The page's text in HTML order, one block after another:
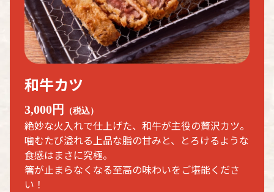
和牛カツ
3,000円 （税込）
絶妙な火入れで仕上げた、和牛が主役の贅沢カツ。
噛むたび溢れる上品な脂の甘みと、とろけるような
食感はまさに究極。
箸が止まらなくなる至高の味わいをご堪能くださ
い！